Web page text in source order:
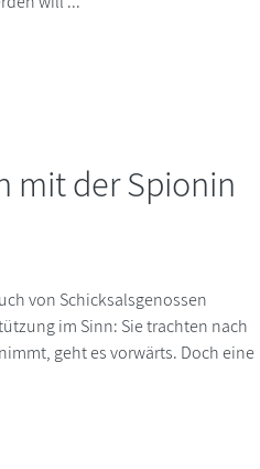
mit der Spionin
von Schicksalsgenossen
im Sinn: Sie trachten nach
geht es vorwärts. Doch eine